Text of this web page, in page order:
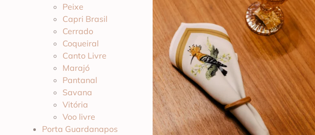
Peixe
Capri Brasil
Cerrado
Coqueiral
Canto Livre
Marajó
Pantanal
Savana
Vitória
Voo livre
Porta Guardanapos